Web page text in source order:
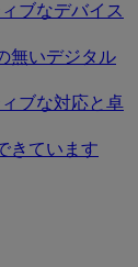
ブなデバイス
無いデジタル
ブな対応と卓
きています